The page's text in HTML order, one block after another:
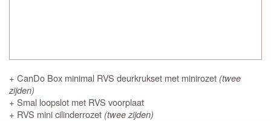
+ CanDo Box minimal RVS deurkrukset met minirozet (twee
zijden)
+ Smal loopslot met RVS voorplaat
+ RVS mini cilinderrozet (twee zijden)